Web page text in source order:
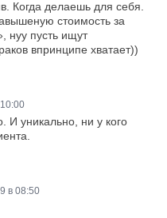
Когда делаешь для себя.
стоимость за
нуу пусть ищут
впринципе хватает))
И уникально, ни у кого
в 08:50